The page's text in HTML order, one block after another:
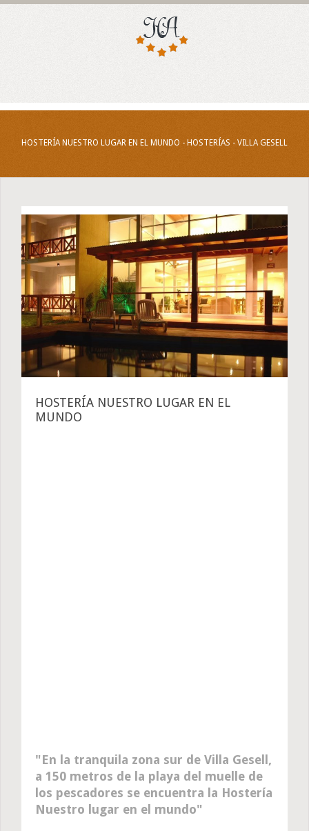
HOSTERÍA NUESTRO LUGAR EN EL MUNDO - HOSTERÍAS - VILLA GESELL
HOSTERÍA NUESTRO LUGAR EN EL
MUNDO
En la tranquila zona sur de Villa Gesell,
a 150 metros de la playa del muelle de
los pescadores se encuentra la Hostería
Nuestro lugar en el mundo